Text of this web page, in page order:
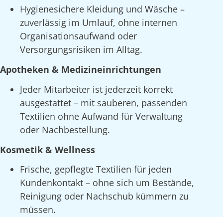
Hygienesichere Kleidung und Wäsche –
zuverlässig im Umlauf, ohne internen
Organisationsaufwand oder
Versorgungsrisiken im Alltag.
Apotheken & Medizineinrichtungen
Jeder Mitarbeiter ist jederzeit korrekt
ausgestattet – mit sauberen, passenden
Textilien ohne Aufwand für Verwaltung
oder Nachbestellung.
Kosmetik & Wellness
Frische, gepflegte Textilien für jeden
Kundenkontakt – ohne sich um Bestände,
Reinigung oder Nachschub kümmern zu
müssen.